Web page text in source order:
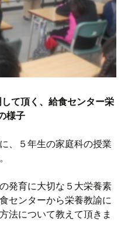
て頂く、給食センター栄
様子
、５年生の家庭科の授業
発育に大切な５大栄養素
センターから栄養教諭に
法について教えて頂きま